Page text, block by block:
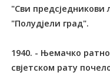
"Сви
"Полудјели град".
1940. - Њемачко
свјетском рату